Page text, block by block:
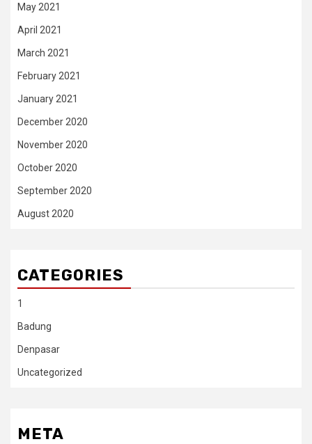
May 2021
April 2021
March 2021
February 2021
January 2021
December 2020
November 2020
October 2020
September 2020
August 2020
CATEGORIES
1
Badung
Denpasar
Uncategorized
META